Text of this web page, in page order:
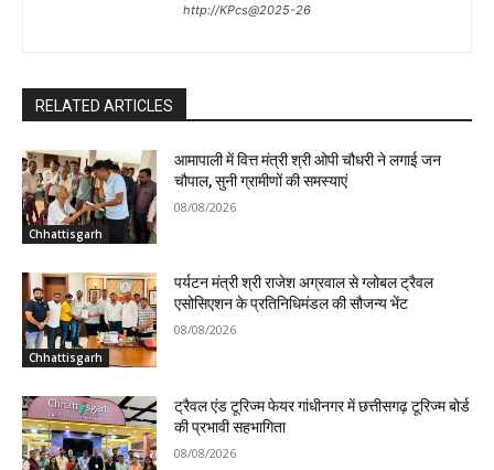
http://KPcs@2025-26
RELATED ARTICLES
Chhattisgarh
आमापाली में वित्त मंत्री श्री ओपी चौधरी ने लगाई जन
चौपाल, सुनी ग्रामीणों की समस्याएं
08/08/2026
Chhattisgarh
पर्यटन मंत्री श्री राजेश अग्रवाल से ग्लोबल ट्रैवल
एसोसिएशन के प्रतिनिधिमंडल की सौजन्य भेंट
08/08/2026
ट्रैवल एंड टूरिज्म फेयर गांधीनगर में छत्तीसगढ़ टूरिज्म बोर्ड
की प्रभावी सहभागिता
08/08/2026